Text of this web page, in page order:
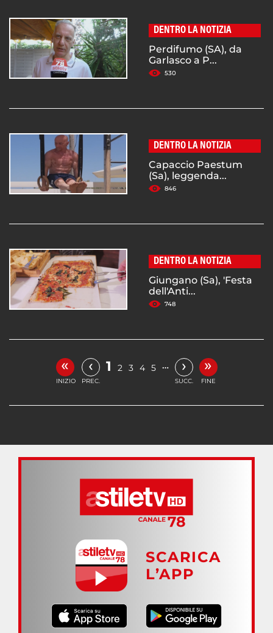
DENTRO LA NOTIZIA
Perdifumo (SA), da
Garlasco a P...
530
DENTRO LA NOTIZIA
Capaccio Paestum
(Sa), leggenda...
846
DENTRO LA NOTIZIA
Giungano (Sa), 'Festa
dell'Anti...
748
«
INIZIO
‹
PREC.
1 2 3 4 5 … ›
SUCC.
»
FINE
SCARICA
L’APP